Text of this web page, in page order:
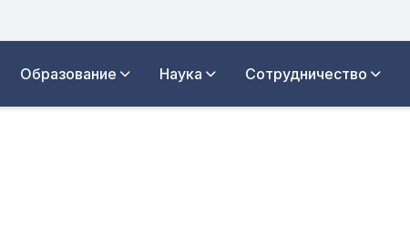
Образование Наука Сотрудничество